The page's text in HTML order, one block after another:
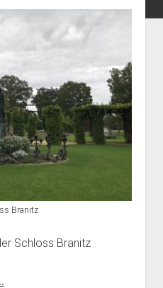
dropdown
menu
Stadt Berlin
Branitz
Schloss Branitz